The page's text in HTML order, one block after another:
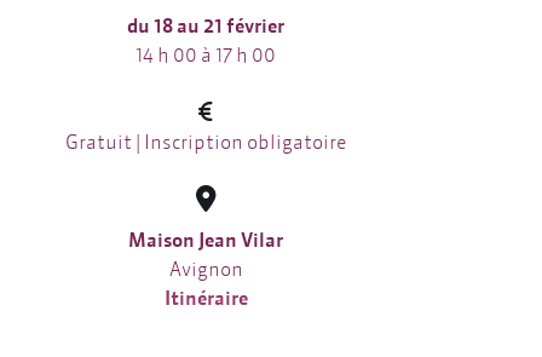
du 18 au 21 février
14 h 00 à 17 h 00
Gratuit | Inscription obligatoire
Maison Jean Vilar
Avignon
Itinéraire